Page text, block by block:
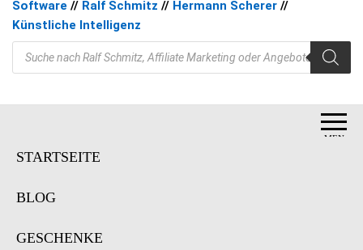
Software // Ralf Schmitz // Hermann Scherer //
Künstliche Intelligenz
Products search
MEN
STARTSEITE
BLOG
GESCHENKE